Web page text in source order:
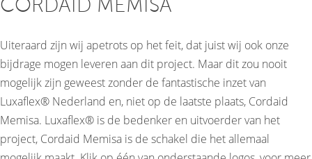
CORDAID MEMISA
Uiteraard zijn wij apetrots op het feit, dat juist wij ook onze
bijdrage mogen leveren aan dit project. Maar dit zou nooit
mogelijk zijn geweest zonder de fantastische inzet van
Luxaflex® Nederland en, niet op de laatste plaats, Cordaid
Memisa. Luxaflex® is de bedenker en uitvoerder van het
project, Cordaid Memisa is de schakel die het allemaal